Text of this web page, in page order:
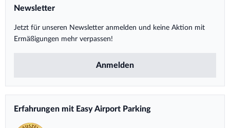
Newsletter
Jetzt für unseren Newsletter anmelden und keine Aktion mit
Ermäßigungen mehr verpassen!
Anmelden
Erfahrungen mit Easy Airport Parking